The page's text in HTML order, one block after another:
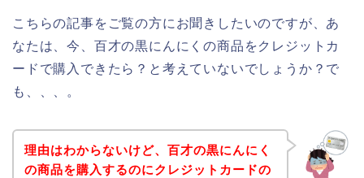
こちらの記事をご覧の方にお聞きしたいのですが、あ
なたは、今、百才の黒にんにくの商品をクレジットカ
ードで購入できたら？と考えていないでしょうか？で
も、、、。
理由はわからないけど、百才の黒にんにく
の商品を購入するのにクレジットカードの